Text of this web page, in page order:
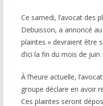
Ce samedi, l’avocat des
Debuisson, a annoncé
plaintes » devraient être
d’ici la fin du mois de juin
À l’heure actuelle,
groupe déclare en avoir
Ces plaintes seront